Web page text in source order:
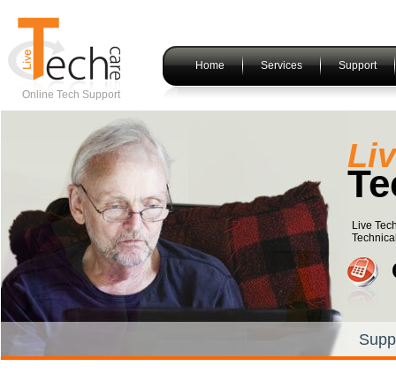
Online Tech Support
Home Services Support
Live